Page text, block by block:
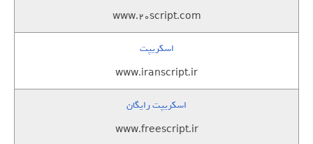
www.20script.com
اسکریپت
www.iranscript.ir
اسکریپت رایگان
www.freescript.ir